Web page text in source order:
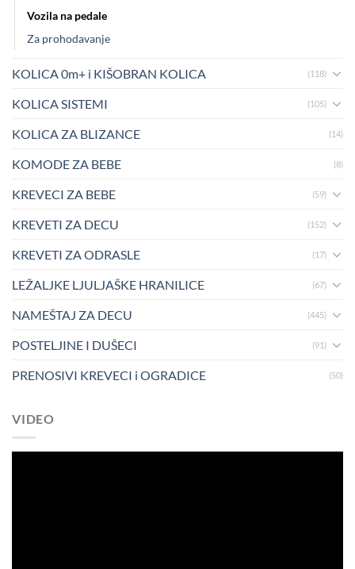
Vozila na pedale
Za prohodavanje
KOLICA 0m+ i KIŠOBRAN KOLICA (118)
KOLICA SISTEMI (105)
KOLICA ZA BLIZANCE (14)
KOMODE ZA BEBE (8)
KREVECI ZA BEBE (59)
KREVETI ZA DECU (152)
KREVETI ZA ODRASLE (17)
LEŽALJKE LJULJAŠKE HRANILICE (67)
NAMEŠTAJ ZA DECU (445)
POSTELJINE I DUŠECI (91)
PRENOSIVI KREVECI i OGRADICE (50)
VIDEO